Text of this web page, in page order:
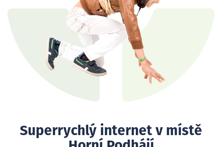
Superrychlý internet v místě